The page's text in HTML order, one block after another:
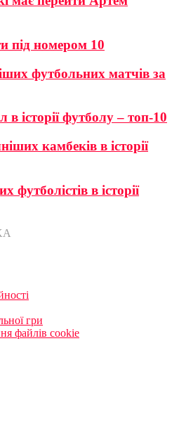
під номером 10
футбольних матчів за
історії футболу – топ-10
камбеків в історії
в історії
гри
файлів cookie